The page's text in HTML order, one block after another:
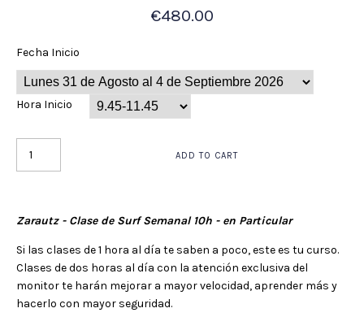
€480.00
Fecha Inicio
Hora Inicio
Zarautz - Clase de Surf Semanal 10h - en Particular
Si las clases de 1 hora al día te saben a poco, este es tu curso.
Clases de dos horas al día con la atención exclusiva del
monitor te harán mejorar a mayor velocidad, aprender más y
hacerlo con mayor seguridad.